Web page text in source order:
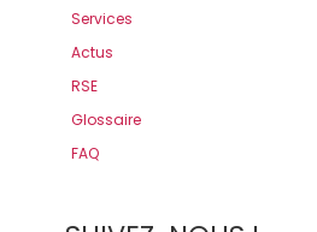
Services
Actus
RSE
Glossaire
FAQ